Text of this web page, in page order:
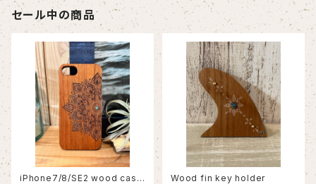
セール中の商品
iPhone7/8/SE2 wood case
Wood fin key holder